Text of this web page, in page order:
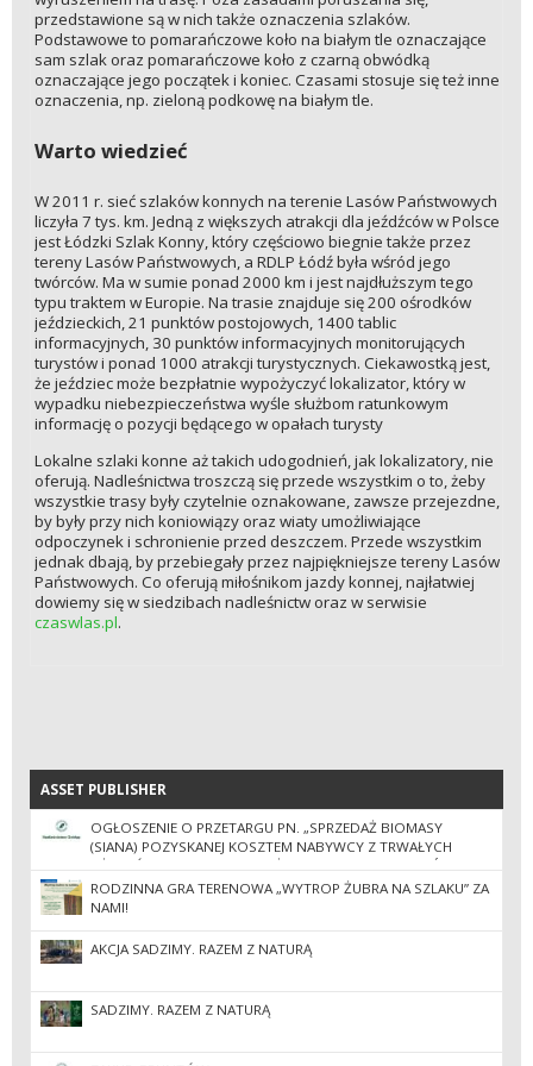
przedstawione są w nich także oznaczenia szlaków.
Podstawowe to pomarańczowe koło na białym tle oznaczające
sam szlak oraz pomarańczowe koło z czarną obwódką
oznaczające jego początek i koniec. Czasami stosuje się też inne
oznaczenia, np. zieloną podkowę na białym tle.
Warto wiedzieć
W 2011 r. sieć szlaków konnych na terenie Lasów Państwowych
liczyła 7 tys. km. Jedną z większych atrakcji dla jeźdźców w Polsce
jest Łódzki Szlak Konny, który częściowo biegnie także przez
tereny Lasów Państwowych, a RDLP Łódź była wśród jego
twórców. Ma w sumie ponad 2000 km i jest najdłuższym tego
typu traktem w Europie. Na trasie znajduje się 200 ośrodków
jeździeckich, 21 punktów postojowych, 1400 tablic
informacyjnych, 30 punktów informacyjnych monitorujących
turystów i ponad 1000 atrakcji turystycznych. Ciekawostką jest,
że jeździec może bezpłatnie wypożyczyć lokalizator, który w
wypadku niebezpieczeństwa wyśle służbom ratunkowym
informację o pozycji będącego w opałach turysty
Lokalne szlaki konne aż takich udogodnień, jak lokalizatory, nie
oferują. Nadleśnictwa troszczą się przede wszystkim o to, żeby
wszystkie trasy były czytelnie oznakowane, zawsze przejezdne,
by były przy nich koniowiązy oraz wiaty umożliwiające
odpoczynek i schronienie przed deszczem. Przede wszystkim
jednak dbają, by przebiegały przez najpiękniejsze tereny Lasów
Państwowych. Co oferują miłośnikom jazdy konnej, najłatwiej
dowiemy się w siedzibach nadleśnictw oraz w serwisie
czaswlas.pl.
ASSET PUBLISHER
ASSET PUBLISHER
OGŁOSZENIE O PRZETARGU PN. „SPRZEDAŻ BIOMASY
(SIANA) POZYSKANEJ KOSZTEM NABYWCY Z TRWAŁYCH
UŻYTKÓW ZIELONYCH NALEŻĄCYCH DO SKARBU PAŃSTWA
W ZARZĄDZIE PGL LP NADLEŚNICTWA GOŁDAP”
RODZINNA GRA TERENOWA „WYTROP ŻUBRA NA SZLAKU” ZA
NAMI!
AKCJA SADZIMY. RAZEM Z NATURĄ
SADZIMY. RAZEM Z NATURĄ